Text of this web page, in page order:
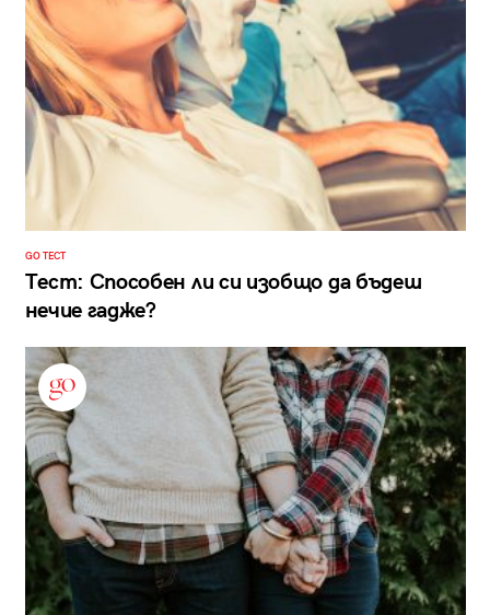
GO ТЕСТ
Тест: Способен ли си изобщо да бъдеш
нечие гадже?